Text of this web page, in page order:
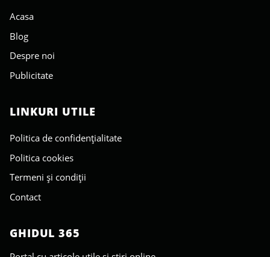
Acasa
Blog
Despre noi
Publicitate
LINKURI UTILE
Politica de confidențialitate
Politica cookies
Termeni și condiții
Contact
GHIDUL 365